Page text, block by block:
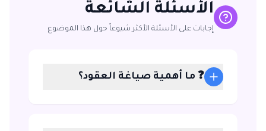
الأسئلة الشائعة
إجابات على الأسئلة الأكثر شيوعاً حول هذا الموضوع
❓ ما أهمية صياغة العقود؟